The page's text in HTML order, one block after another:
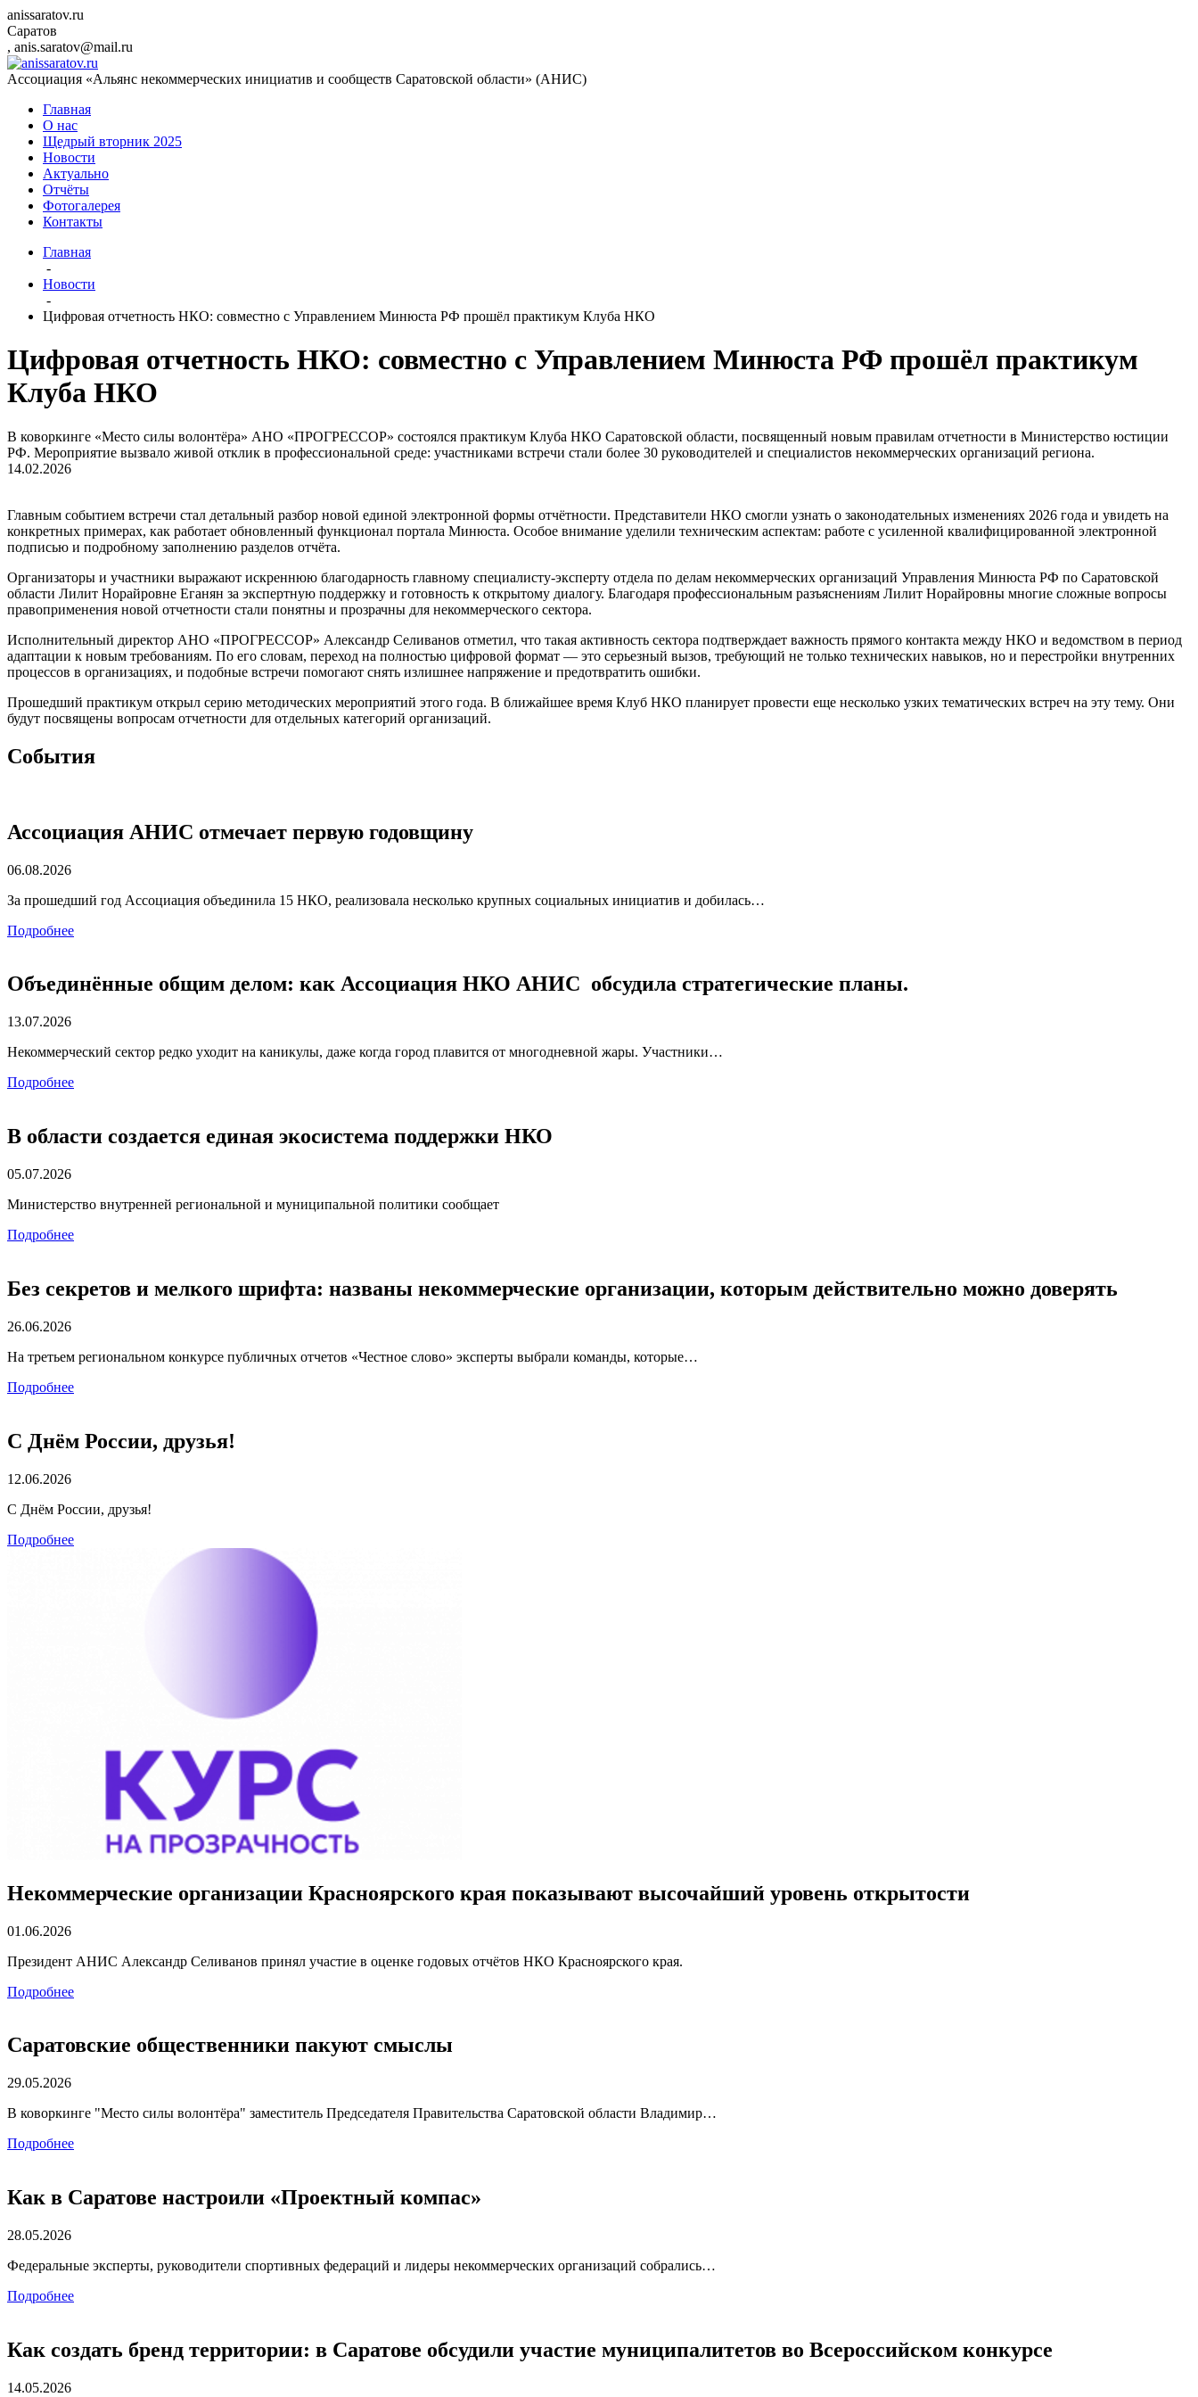
anissaratov.ru
Саратов
, anis.saratov@mail.ru
Ассоциация «Альянс некоммерческих инициатив и сообществ Саратовской области» (АНИС)
Главная
О нас
Щедрый вторник 2025
Новости
Актуально
Отчёты
Фотогалерея
Контакты
Главная
-
Новости
-
Цифровая отчетность НКО: совместно с Управлением Минюста РФ прошёл практикум Клуба НКО
Цифровая отчетность НКО: совместно с Управлением Минюста РФ прошёл практикум
Клуба НКО
В коворкинге «Место силы волонтёра» АНО «ПРОГРЕССОР» состоялся практикум Клуба НКО Саратовской области, посвященный новым правилам отчетности в Министерство юстиции
РФ. Мероприятие вызвало живой отклик в профессиональной среде: участниками встречи стали более 30 руководителей и специалистов некоммерческих организаций региона.
14.02.2026
Главным событием встречи стал детальный разбор новой единой электронной формы отчётности. Представители НКО смогли узнать о законодательных изменениях 2026 года и увидеть на
конкретных примерах, как работает обновленный функционал портала Минюста. Особое внимание уделили техническим аспектам: работе с усиленной квалифицированной электронной
подписью и подробному заполнению разделов отчёта.
Организаторы и участники выражают искреннюю благодарность главному специалисту-эксперту отдела по делам некоммерческих организаций Управления Минюста РФ по Саратовской
области Лилит Норайровне Еганян за экспертную поддержку и готовность к открытому диалогу. Благодаря профессиональным разъяснениям Лилит Норайровны многие сложные вопросы
правоприменения новой отчетности стали понятны и прозрачны для некоммерческого сектора.
Исполнительный директор АНО «ПРОГРЕССОР» Александр Селиванов отметил, что такая активность сектора подтверждает важность прямого контакта между НКО и ведомством в период
адаптации к новым требованиям. По его словам, переход на полностью цифровой формат — это серьезный вызов, требующий не только технических навыков, но и перестройки внутренних
процессов в организациях, и подобные встречи помогают снять излишнее напряжение и предотвратить ошибки.
Прошедший практикум открыл серию методических мероприятий этого года. В ближайшее время Клуб НКО планирует провести еще несколько узких тематических встреч на эту тему. Они
будут посвящены вопросам отчетности для отдельных категорий организаций.
Cобытия
Ассоциация АНИС отмечает первую годовщину
06.08.2026
За прошедший год Ассоциация объединила 15 НКО, реализовала несколько крупных социальных инициатив и добилась…
Подробнее
Объединённые общим делом: как Ассоциация НКО АНИС обсудила стратегические планы.
13.07.2026
Некоммерческий сектор редко уходит на каникулы, даже когда город плавится от многодневной жары. Участники…
Подробнее
В области создается единая экосистема поддержки НКО
05.07.2026
Министерство внутренней региональной и муниципальной политики сообщает
Подробнее
Без секретов и мелкого шрифта: названы некоммерческие организации, которым действительно можно доверять
26.06.2026
На третьем региональном конкурсе публичных отчетов «Честное слово» эксперты выбрали команды, которые…
Подробнее
С Днём России, друзья!
12.06.2026
С Днём России, друзья!
Подробнее
Некоммерческие организации Красноярского края показывают высочайший уровень открытости
01.06.2026
Президент АНИС Александр Селиванов принял участие в оценке годовых отчётов НКО Красноярского края.
Подробнее
Саратовские общественники пакуют смыслы
29.05.2026
В коворкинге "Место силы волонтёра" заместитель Председателя Правительства Саратовской области Владимир…
Подробнее
Как в Саратове настроили «Проектный компас»
28.05.2026
Федеральные эксперты, руководители спортивных федераций и лидеры некоммерческих организаций собрались…
Подробнее
Как создать бренд территории: в Саратове обсудили участие муниципалитетов во Всероссийском конкурсе
14.05.2026